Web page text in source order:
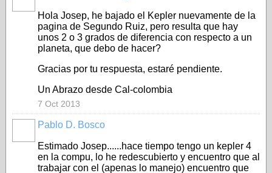
Hola Josep, he bajado el Kepler nuevamente de la
pagina de Segundo Ruiz, pero resulta que hay
unos 2 o 3 grados de diferencia con respecto a un
planeta, que debo de hacer?
Gracias por tu respuesta, estaré pendiente.
Un Abrazo desde Cal-colombia
7 Oct 2013
Pablo D. Bosco
Estimado Josep......hace tiempo tengo un kepler 4
en la compu, lo he redescubierto y encuentro que al
trabajar con el (apenas lo manejo) encuentro que